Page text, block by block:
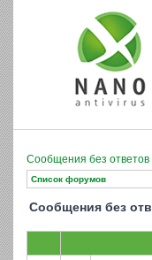
Сообщения без ответов
Список форумов
Сообщения без